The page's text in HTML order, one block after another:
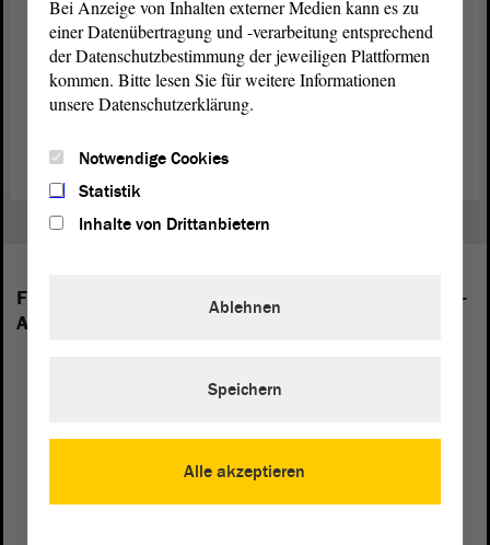
Zurück zur Landtagssitzung
Folgende Fraktionen sind im Landtag von Sachsen-
Anhalt vertreten:
Bei Anzeige von Inhalten externer Medien kann es zu
einer Datenübertragung und -verarbeitung entsprechend
der Datenschutzbestimmung der jeweiligen Plattformen
kommen. Bitte lesen Sie für weitere Informationen
unsere Datenschutzerklärung.
Notwendige Cookies
Statistik
Inhalte von Drittanbietern
Alle akzeptieren
Ablehnen
Speichern